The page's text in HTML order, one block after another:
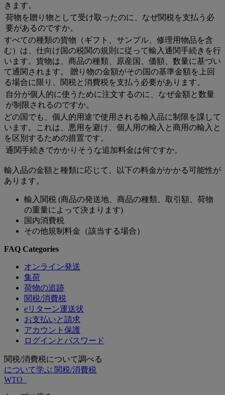
きます。
荷物を贈り物として受け取ったのに、なぜ関税を支払う必
要があるのですか。
すべての種類の貨物（ギフト、サンプル、修理用物品を含
む）は、仕向け国の税関の規則に従って輸入通関手続きを行
います。貨物は、商品の種類、原産国、価額、数量に基づい
て通関されます。 贈り物の金額がその国の基準金額を上回
る場合に限り、関税と消費税を支払う必要があります。
自分が個人的に使うために注文するのに、なぜ金額と数量
が制限されるのですか。
どの国でも、個人的用途で使用される輸入品に制限を課して
います。これは、悪用を避け、個人用の輸入と商用の輸入と
を区別するための措置です。
通関手続きでかかりそうな追加料金は何ですか。
輸入品の金額と種類に応じて、以下の料金がかかる可能性が
あります。
輸入関税 (商品の発送地、商品の種類、取引額、荷物
の重量によって決まります)
国内消費税
その他規制料金（該当する場合）
FAQ Categories
オンライン発送
集荷
荷物の追跡
関税/消費税
eリターン運送状
お支払いと請求
アカウント保護
ログインとパスワード
関税/消費税について調べる
について学ぶ 関税/消費税
WTO